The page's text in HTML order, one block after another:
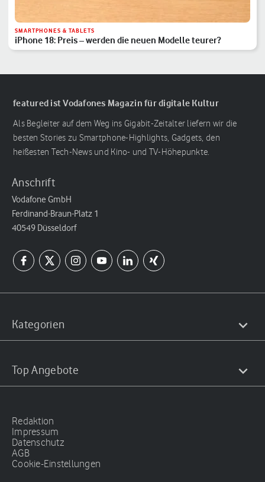
SMARTPHONES & TABLETS
iPhone 18: Preis – werden die neuen Modelle teurer?
featured ist Vodafones Magazin für digitale Kultur
Als Begleiter auf dem Weg ins Gigabit-Zeitalter liefern wir die
besten Stories zu Smartphone-Highlights, Gadgets, den
heißesten Tech-News und Kino- und TV-Höhepunkte.
Anschrift
Vodafone GmbH
Ferdinand-Braun-Platz 1
40549 Düsseldorf
Kategorien
Top Angebote
Redaktion
Impressum
Datenschutz
AGB
Cookie-Einstellungen